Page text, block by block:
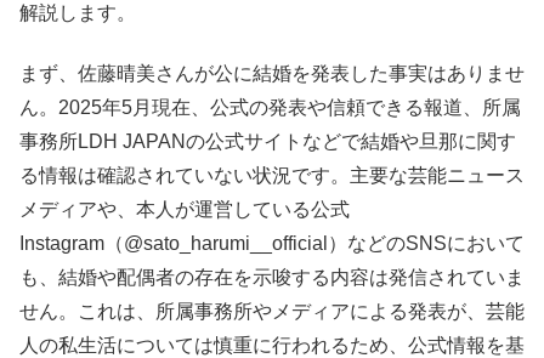
解説します。
まず、佐藤晴美さんが公に結婚を発表した事実はありませ
ん。2025年5月現在、公式の発表や信頼できる報道、所属
事務所LDH JAPANの公式サイトなどで結婚や旦那に関す
る情報は確認されていない状況です。主要な芸能ニュース
メディアや、本人が運営している公式
Instagram（@sato_harumi__official）などのSNSにおいて
も、結婚や配偶者の存在を示唆する内容は発信されていま
せん。これは、所属事務所やメディアによる発表が、芸能
人の私生活については慎重に行われるため、公式情報を基